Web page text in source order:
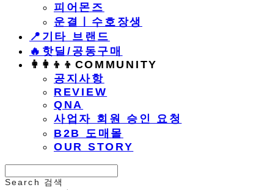
피어몬즈
운결ㅣ수호장생
📍기타 브랜드
🔥핫딜/공동구매
👩‍👩‍👦‍👦COMMUNITY
공지사항
REVIEW
QNA
사업자 회원 승인 요청
B2B 도매몰
OUR STORY
Search
검색